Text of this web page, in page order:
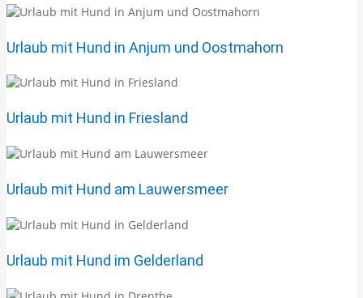
Urlaub mit Hund in Anjum und Oostmahorn
Urlaub mit Hund in Friesland
Urlaub mit Hund am Lauwersmeer
Urlaub mit Hund im Gelderland